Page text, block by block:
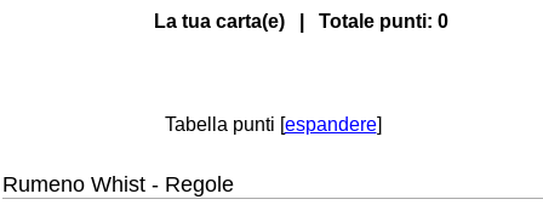
La tua carta(e) | Totale punti: 0
Tabella punti [espandere]
Rumeno Whist - Regole